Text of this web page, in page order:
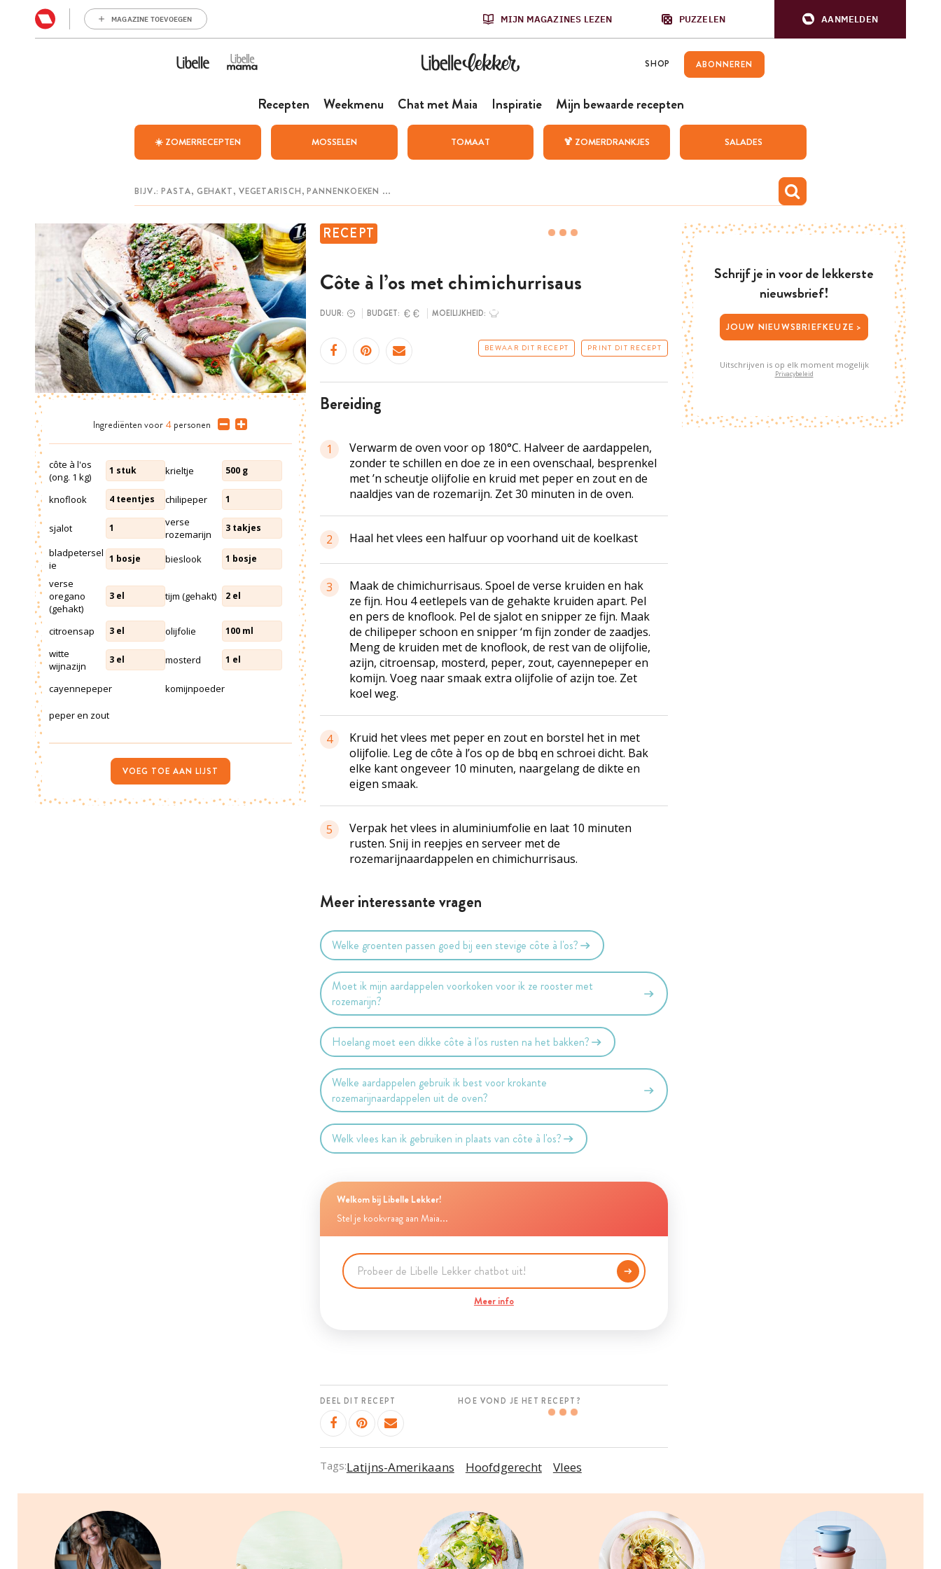
MAGAZINE TOEVOEGEN MIJN MAGAZINES LEZEN PUZZELEN AANMELDEN
SHOP ABONNEREN
Recepten Weekmenu Chat met Maia Inspiratie Mijn bewaarde recepten
☀️ ZOMERRECEPTEN MOSSELEN TOMAAT 🍹 ZOMERDRANKJES SALADES
RECEPT
Côte à l’os met chimichurrisaus
DUUR: BUDGET: MOEILIJKHEID:
BEWAAR DIT RECEPT PRINT DIT RECEPT
bereiding
1
Verwarm de oven voor op 180°C. Halveer de aardappelen,
zonder te schillen en doe ze in een ovenschaal, besprenkel
met ’n scheutje olijfolie en kruid met peper en zout en de
naaldjes van de rozemarijn. Zet 30 minuten in de oven.
2 Haal het vlees een halfuur op voorhand uit de koelkast
3
Maak de chimichurrisaus. Spoel de verse kruiden en hak
ze fijn. Hou 4 eetlepels van de gehakte kruiden apart. Pel
en pers de knoflook. Pel de sjalot en snipper ze fijn. Maak
de chilipeper schoon en snipper ‘m fijn zonder de zaadjes.
Meng de kruiden met de knoflook, de rest van de olijfolie,
azijn, citroensap, mosterd, peper, zout, cayennepeper en
komijn. Voeg naar smaak extra olijfolie of azijn toe. Zet
koel weg.
4
Kruid het vlees met peper en zout en borstel het in met
olijfolie. Leg de côte à l’os op de bbq en schroei dicht. Bak
elke kant ongeveer 10 minuten, naargelang de dikte en
eigen smaak.
5
Verpak het vlees in aluminiumfolie en laat 10 minuten
rusten. Snij in reepjes en serveer met de
rozemarijnaardappelen en chimichurrisaus.
Meer interessante vragen
Welke groenten passen goed bij een stevige côte à l'os?
Moet ik mijn aardappelen voorkoken voor ik ze rooster met
rozemarijn?
Hoelang moet een dikke côte à l'os rusten na het bakken?
Welke aardappelen gebruik ik best voor krokante
rozemarijnaardappelen uit de oven?
Welk vlees kan ik gebruiken in plaats van côte à l'os?
Welkom bij Libelle Lekker!
Stel je kookvraag aan Maia...
Meer info
DEEL DIT RECEPT HOE VOND JE HET RECEPT?
Tags:Latijns-Amerikaans Hoofdgerecht Vlees
Ingrediënten voor 4 personen
côte à l'os
(ong. 1 kg)
1 stuk krieltje 500 g
knoflook 4 teentjes chilipeper 1
sjalot 1
verse
rozemarijn
3 takjes
bladpetersel
ie
1 bosje bieslook 1 bosje
verse
oregano
(gehakt)
3 el tijm (gehakt) 2 el
citroensap 3 el olijfolie 100 ml
witte
wijnazijn
3 el mosterd 1 el
cayennepeper komijnpoeder
peper en zout
VOEG TOE AAN LIJST
Schrijf je in voor de lekkerste
nieuwsbrief!
JOUW NIEUWSBRIEFKEUZE >
Uitschrijven is op elk moment mogelijk
Privacybeleid